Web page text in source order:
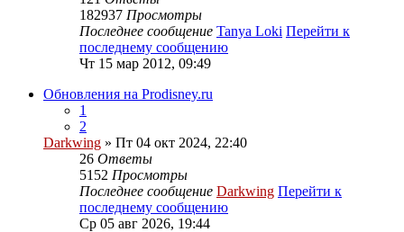
182937 Просмотры
Последнее сообщение Tanya Loki Перейти к
последнему сообщению
Чт 15 мар 2012, 09:49
Обновления на Prodisney.ru
1
2
Darkwing » Пт 04 окт 2024, 22:40
26 Ответы
5152 Просмотры
Последнее сообщение Darkwing Перейти к
последнему сообщению
Ср 05 авг 2026, 19:44